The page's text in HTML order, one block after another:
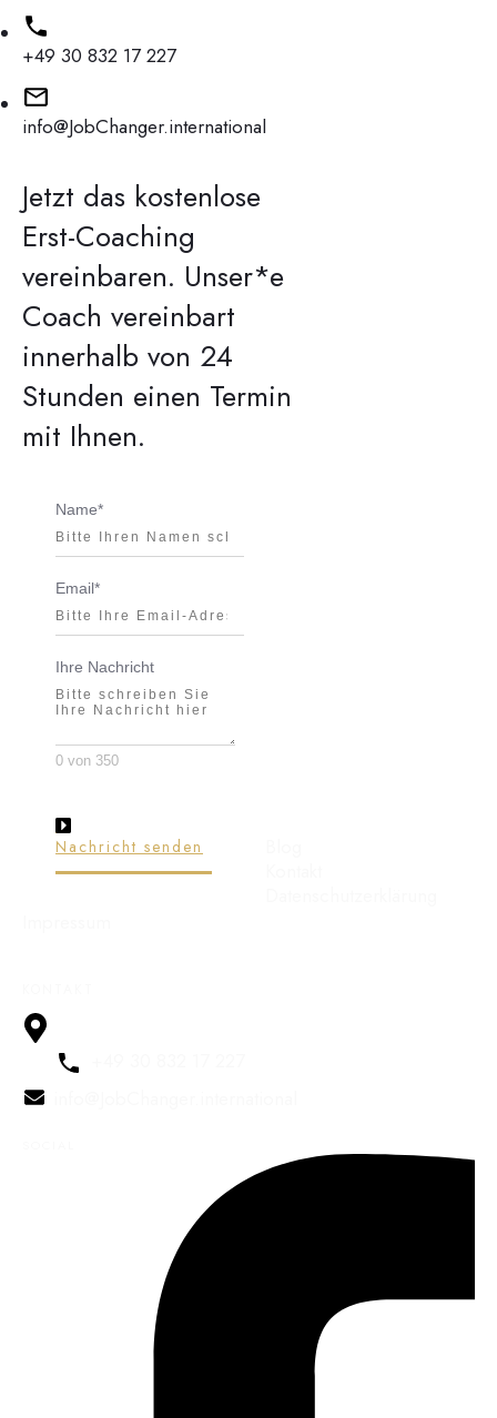
+49 30 832 17 227
info@JobChanger.international
Jetzt das kostenlose
Erst-Coaching
vereinbaren. Unser*e
Coach vereinbart
innerhalb von 24
Stunden einen Termin
mit Ihnen.
Name*
Email*
Ihre Nachricht
0 von 350
Nachricht senden